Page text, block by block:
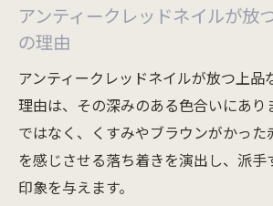
ルする方法
大人可愛いネイルに仕上げるアン
コツ
アンティークレッドネイル
演出する秘訣
レッドネイルを上品に見せ
ポイント
アンティークレッドネイルが放
の理由
アンティークレッドネイルが放つ上品
理由は、その深みのある色合いにあり
ではなく、くすみやブラウンがかっ
を感じさせる落ち着きを演出し、派
印象を与えます。